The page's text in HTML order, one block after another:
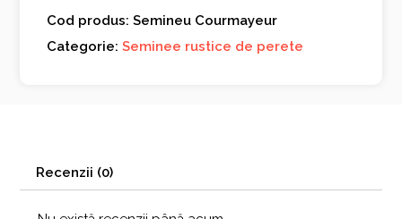
Cod produs: Semineu Courmayeur
Categorie:Seminee rustice de perete
Recenzii (0)